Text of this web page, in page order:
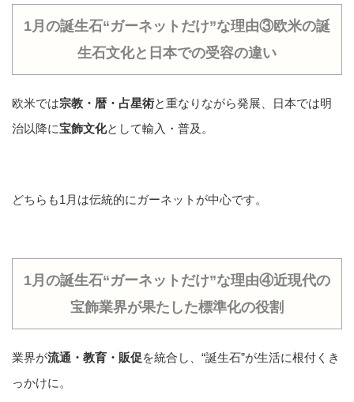
1月の誕生石“ガーネットだけ”な理由③欧米の誕
生石文化と日本での受容の違い
欧米では宗教・暦・占星術と重なりながら発展、日本では明
治以降に宝飾文化として輸入・普及。
どちらも1月は伝統的にガーネットが中心です。
1月の誕生石“ガーネットだけ”な理由④近現代の
宝飾業界が果たした標準化の役割
業界が流通・教育・販促を統合し、“誕生石”が生活に根付くき
っかけに。